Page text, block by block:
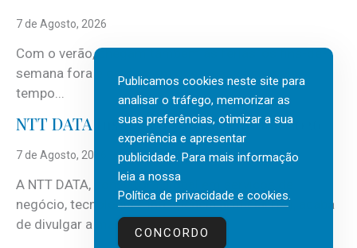
7 de Agosto, 2026
Com o verão, chegam também as férias, os fins-de-
semana fora e os dias em que a casa fica mais
tempo...
NTT DATA Insurtech Global Outlook 2026
7 de Agosto, 2026
A NTT DATA, consultora global em serviços de
negócio, tecnologia e inteligência artificial (IA), acaba
de divulgar a mais recente...
Publicamos cookies neste site para
analisar o tráfego, memorizar as
suas preferências, otimizar a sua
experiência e apresentar
publicidade. Para mais informação
leia a nossa
Política de privacidade e cookies.
CONCORDO